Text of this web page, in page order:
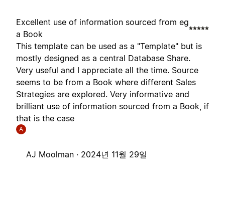
Excellent use of information sourced from eg
a Book
This template can be used as a "Template" but is
mostly designed as a central Database Share.
Very useful and I appreciate all the time. Source
seems to be from a Book where different Sales
Strategies are explored. Very informative and
brilliant use of information sourced from a Book, if
that is the case
A
AJ Moolman · 2024년 11월 29일